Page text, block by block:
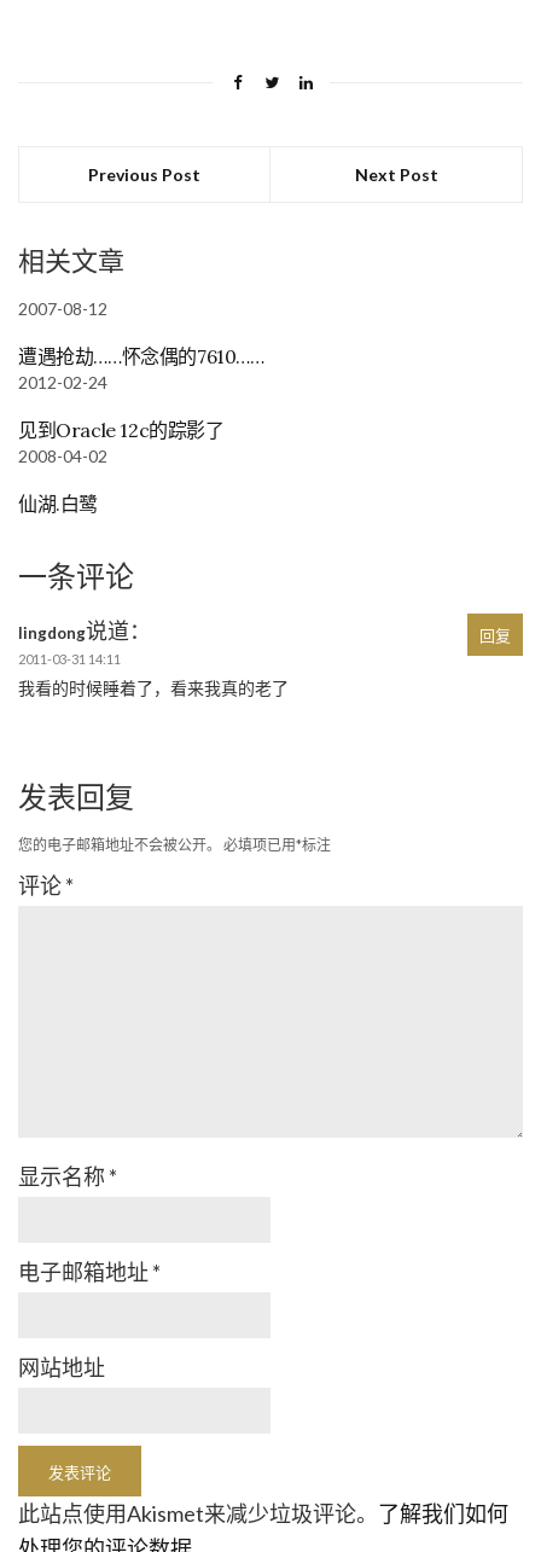
Previous Post Next Post
相关文章
2007-08-12
遭遇抢劫……怀念偶的7610……
2012-02-24
见到Oracle 12c的踪影了
2008-04-02
仙湖.白鹭
一条评论
lingdong说道：
2011-03-31 14:11
我看的时候睡着了，看来我真的老了
回复
发表回复
您的电子邮箱地址不会被公开。 必填项已用*标注
评论*
显示名称 *
电子邮箱地址 *
网站地址
此站点使用Akismet来减少垃圾评论。 了解我们如何